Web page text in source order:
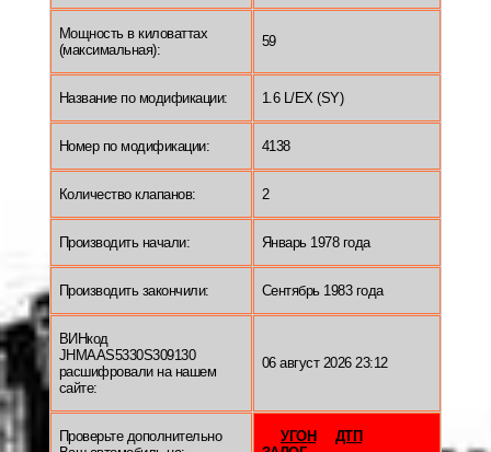
Мощность в киловаттах
(максимальная):
59
Название по модификации: 1.6 L/EX (SY)
Номер по модификации: 4138
Количество клапанов: 2
Производить начали: Январь 1978 года
Производить закончили: Сентябрь 1983 года
ВИНкод
JHMAAS5330S309130
расшифровали на нашем
сайте:
06 август 2026 23:12
Проверьте дополнительно
УГОН
ДТП